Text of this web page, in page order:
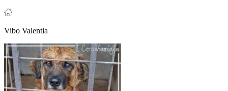
Vibo Valentia